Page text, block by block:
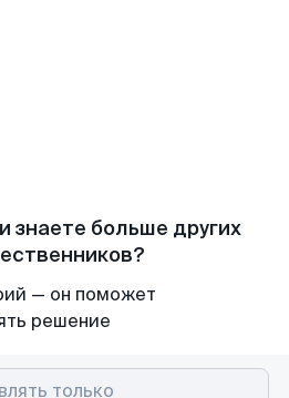
знаете больше других
— он поможет
решение